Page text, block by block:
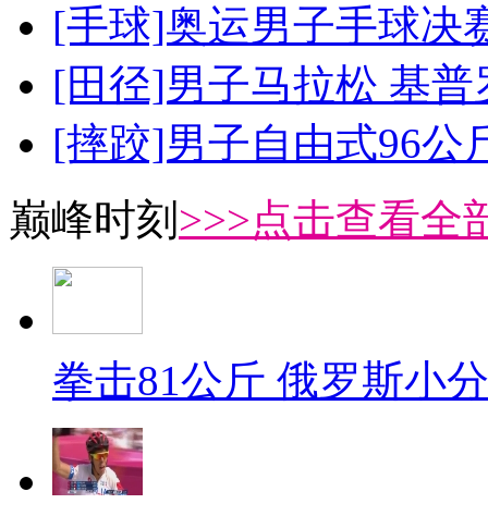
[手球]奥运男子手球决
[田径]男子马拉松 基
[摔跤]男子自由式96公
巅峰时刻 >>>点击查看全
拳击81公斤 俄罗斯小